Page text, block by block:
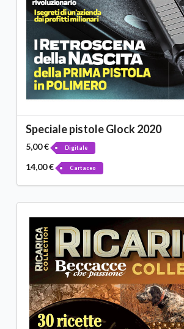
Speciale pistole Glock 2020
5,00 € Digitale
14,00 € Cartaceo